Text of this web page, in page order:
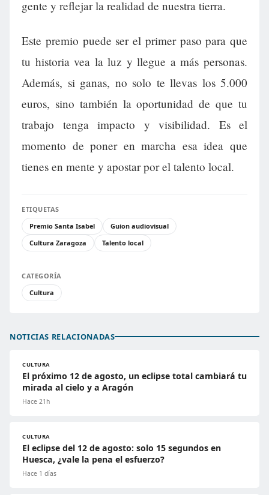
gente y reflejar la realidad de nuestra tierra.
Este premio puede ser el primer paso para que
tu historia vea la luz y llegue a más personas.
Además, si ganas, no solo te llevas los 5.000
euros, sino también la oportunidad de que tu
trabajo tenga impacto y visibilidad. Es el
momento de poner en marcha esa idea que
tienes en mente y apostar por el talento local.
ETIQUETAS
Premio Santa Isabel
Guion audiovisual
Cultura Zaragoza
Talento local
CATEGORÍA
Cultura
NOTICIAS RELACIONADAS
CULTURA
El próximo 12 de agosto, un eclipse total cambiará tu
mirada al cielo y a Aragón
Hace 21h
CULTURA
El eclipse del 12 de agosto: solo 15 segundos en
Huesca, ¿vale la pena el esfuerzo?
Hace 1 días